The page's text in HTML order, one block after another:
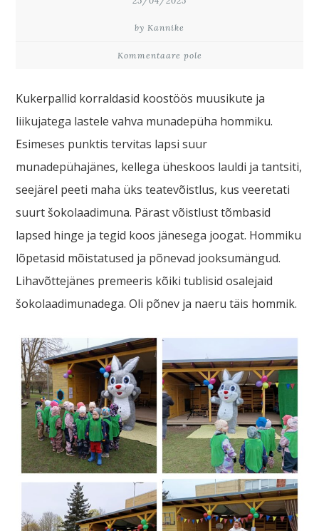
by Kannike
Kommentaare pole
Kukerpallid korraldasid koostöös muusikute ja
liikujatega lastele vahva munadepüha hommiku.
Esimeses punktis tervitas lapsi suur
munadepühajänes, kellega üheskoos lauldi ja tantsiti,
seejärel peeti maha üks teatevõistlus, kus veeretati
suurt šokolaadimuna. Pärast võistlust tõmbasid
lapsed hinge ja tegid koos jänesega joogat. Hommiku
lõpetasid mõistatused ja põnevad jooksumängud.
Lihavõttejänes premeeris kõiki tublisid osalejaid
šokolaadimunadega. Oli põnev ja naeru täis hommik.